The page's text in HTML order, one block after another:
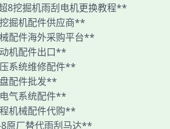
8挖掘机雨刮电机更换教程**
掘机配件供应商**
配件海外采购平台**
机配件出口**
系统维修配件**
配件批发**
气系统配件**
机械配件代购**
原厂替代雨刮马达**